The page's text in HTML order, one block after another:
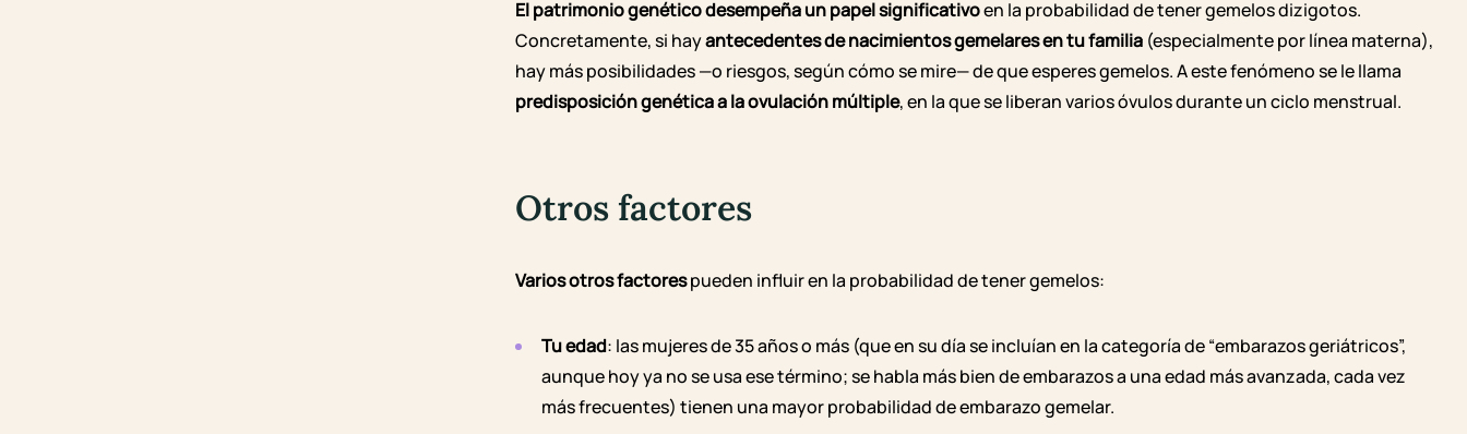
El patrimonio genético desempeña un papel significativoen la probabilidad de tener gemelos dizigotos.
Concretamente, si hayantecedentes de nacimientos gemelares en tu familia (especialmente por línea materna),
hay más posibilidades —o riesgos, según cómo se mire— de que esperes gemelos. A este fenómeno se le llama
predisposición genética a la ovulación múltiple, en la que se liberan varios óvulos durante un ciclo menstrual.
Otros factores
Varios otros factorespueden influir en la probabilidad de tener gemelos:
Tu edad: las mujeres de 35 años o más (que en su día se incluían en la categoría de“embarazos geriátricos”,
aunque hoy ya no se usa ese término; se habla más bien de embarazos a una edad más avanzada, cada vez
más frecuentes) tienen una mayor probabilidad de embarazo gemelar.